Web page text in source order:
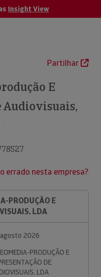
Insight View
Partilhar
E
Audiovisuais,
errado nesta empresa?
PRODUÇÃO E
LDA
2026
PRODUÇÃO E
DE
LDA